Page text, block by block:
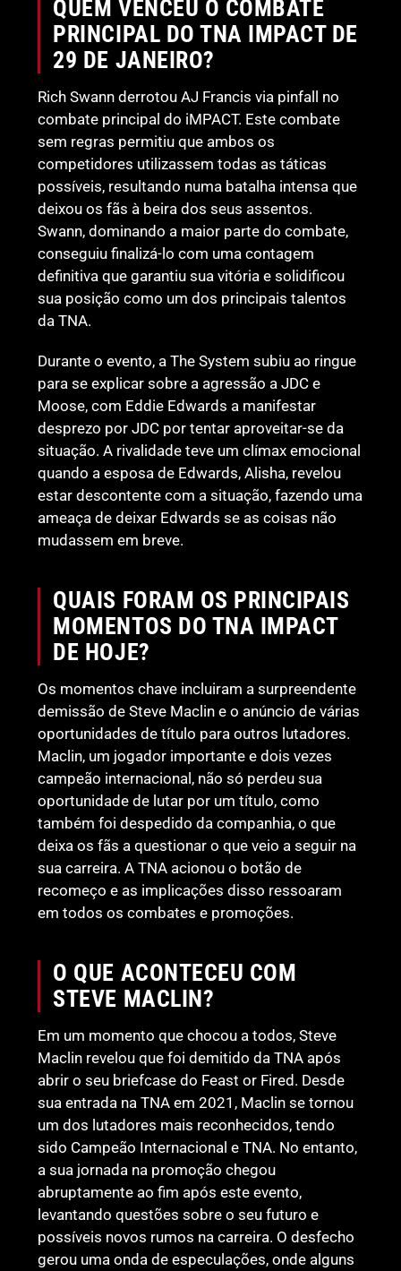
QUEM VENCEU O COMBATE
PRINCIPAL DO TNA IMPACT DE
29 DE JANEIRO?
Rich Swann derrotou AJ Francis via pinfall no
combate principal do iMPACT. Este combate
sem regras permitiu que ambos os
competidores utilizassem todas as táticas
possíveis, resultando numa batalha intensa que
deixou os fãs à beira dos seus assentos.
Swann, dominando a maior parte do combate,
conseguiu finalizá-lo com uma contagem
definitiva que garantiu sua vitória e solidificou
sua posição como um dos principais talentos
da TNA.
Durante o evento, a The System subiu ao ringue
para se explicar sobre a agressão a JDC e
Moose, com Eddie Edwards a manifestar
desprezo por JDC por tentar aproveitar-se da
situação. A rivalidade teve um clímax emocional
quando a esposa de Edwards, Alisha, revelou
estar descontente com a situação, fazendo uma
ameaça de deixar Edwards se as coisas não
mudassem em breve.
QUAIS FORAM OS PRINCIPAIS
MOMENTOS DO TNA IMPACT
DE HOJE?
Os momentos chave incluiram a surpreendente
demissão de Steve Maclin e o anúncio de várias
oportunidades de título para outros lutadores.
Maclin, um jogador importante e dois vezes
campeão internacional, não só perdeu sua
oportunidade de lutar por um título, como
também foi despedido da companhia, o que
deixa os fãs a questionar o que veio a seguir na
sua carreira. A TNA acionou o botão de
recomeço e as implicações disso ressoaram
em todos os combates e promoções.
O QUE ACONTECEU COM
STEVE MACLIN?
Em um momento que chocou a todos, Steve
Maclin revelou que foi demitido da TNA após
abrir o seu briefcase do Feast or Fired. Desde
sua entrada na TNA em 2021, Maclin se tornou
um dos lutadores mais reconhecidos, tendo
sido Campeão Internacional e TNA. No entanto,
a sua jornada na promoção chegou
abruptamente ao fim após este evento,
levantando questões sobre o seu futuro e
possíveis novos rumos na carreira. O desfecho
gerou uma onda de especulações, onde alguns